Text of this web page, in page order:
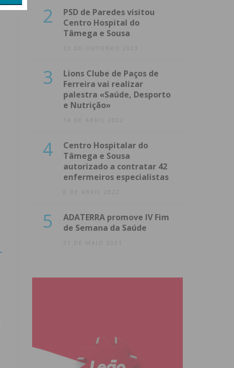
2
PSD de Paredes visitou
Centro Hospital do
Tâmega e Sousa
23 DE OUTUBRO 2023
3
Lions Clube de Paços de
Ferreira vai realizar
palestra «Saúde, Desporto
e Nutrição»
14 DE ABRIL 2022
4
Centro Hospitalar do
Tâmega e Sousa
autorizado a contratar 42
enfermeiros especialistas
8 DE ABRIL 2022
5
ADATERRA promove IV Fim
de Semana da Saúde
21 DE MAIO 2021